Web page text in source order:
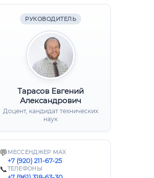
РУКОВОДИТЕЛЬ
Тарасов Евгений
Александрович
Доцент, кандидат технических
наук
💬 МЕССЕНДЖЕР MAX
+7 (920) 211-67-25
📞ТЕЛЕФОНЫ